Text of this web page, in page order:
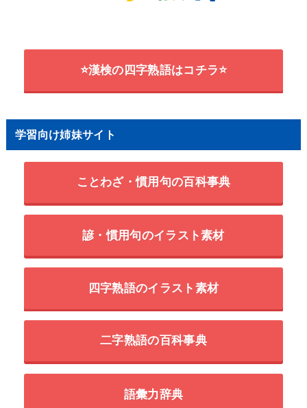
⭐漢検の四字熟語はコチラ⭐
学習向け姉妹サイト
ことわざ・慣用句の百科事典
諺・慣用句のイラスト素材
四字熟語のイラスト素材
二字熟語の百科事典
語彙力辞典